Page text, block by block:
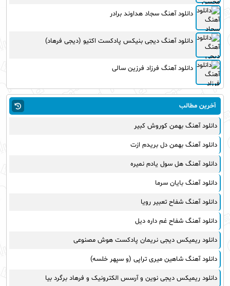
دانلود آهنگ سجاد هداوند برادر
دانلود آهنگ دیجی بنیکس پادکست اکتیو (دیجی فرهاد)
دانلود آهنگ فرزاد فرزین سالی
آخرین مطالب
دانلود آهنگ بهمن کوروش کبیر
دانلود آهنگ بهمن دل بریدم ازت
دانلود آهنگ هل سول یادم نمیره
دانلود آهنگ بایان سرما
دانلود آهنگ شفاح تعبیر رویا
دانلود آهنگ شفاح غم داره دیل
دانلود ریمیکس دیجی نریمان پادکست هوش مصنوعی
دانلود آهنگ شاهین میری تراپی (و سپهر خلسه)
دانلود ریمیکس دیجی نوین و آرسس الکترونیک و فرهاد برگرد بیا